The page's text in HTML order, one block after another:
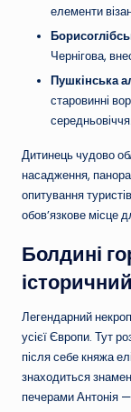
елементи
Чернігова,
Пушкінська
старовинні
середньовіччя.
Дитинець чудово
насадження,
опитування
обов’язкове місце
Болдині
Легендарний
усієї Європи. Тут
після себе княжа
знаходиться
печерами Антонія —